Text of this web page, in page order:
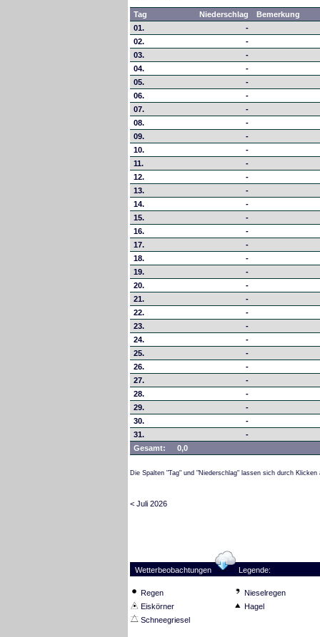
Tag Niederschlag Bemerkung
01.
-
02.
-
03.
-
04.
-
05.
-
06.
-
07.
-
08.
-
09.
-
10.
-
11.
-
12.
-
13.
-
14.
-
15.
-
16.
-
17.
-
18.
-
19.
-
20.
-
21.
-
22.
-
23.
-
24.
-
25.
-
26.
-
27.
-
28.
-
29.
-
30.
-
31.
-
Gesamt:
0,0
Die Spalten "Tag" und "Niederschlag" lassen sich durch Klicken
< Juli 2026
Wetterbeobachtungen Legende:
Regen Nieselregen
Eiskörner
Hagel
Schneegriesel